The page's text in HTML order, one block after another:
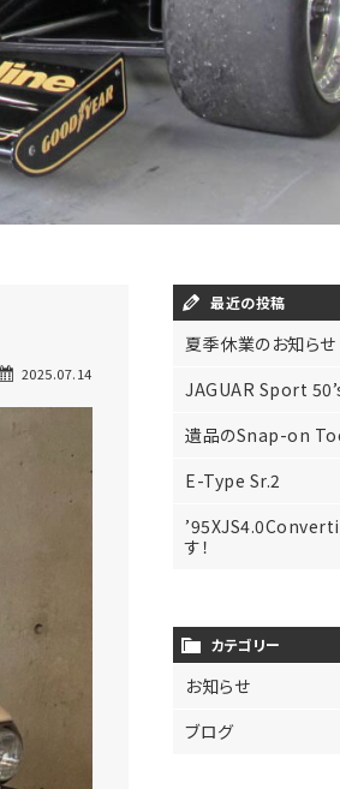
2025.07.14
最近の投稿
夏季休業のお知らせ
JAGUAR Sport
遺品のSnap-on
E-Type Sr.2
す！
カテゴリー
お知らせ
ブログ